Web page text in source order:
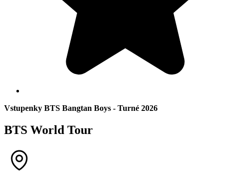
Vstupenky BTS Bangtan Boys - Turné 2026
BTS World Tour